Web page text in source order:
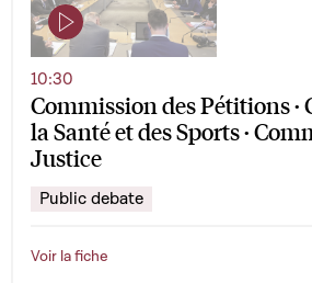
Commission des Pétitions ·
la Santé et des Sports ·
Justice
10:30
Public debate
Voir la fiche